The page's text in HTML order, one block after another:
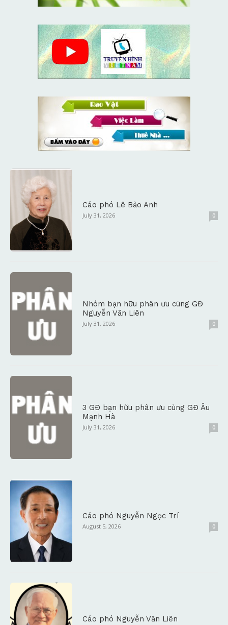
Cáo phó Lê Bảo Anh
July 31, 2026 0
Nhóm bạn hữu phân ưu cùng GĐ
Nguyễn Văn Liên
July 31, 2026 0
3 GĐ bạn hữu phân ưu cùng GĐ Âu
Mạnh Hà
July 31, 2026 0
Cáo phó Nguyễn Ngọc Trí
August 5, 2026 0
Cáo phó Nguyễn Văn Liên